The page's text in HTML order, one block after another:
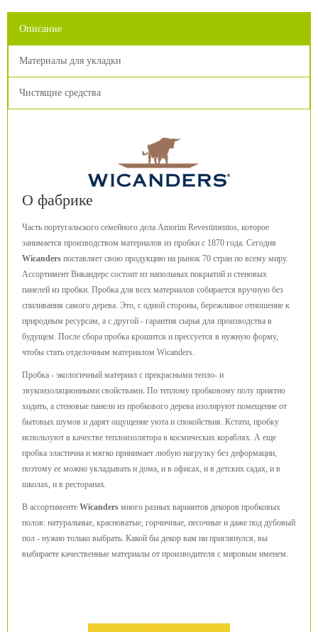
Описание
Материалы для укладки
Чистящие средства
О фабрике
Часть португальского семейного дела Amorim Revestimentos, которое
занимается производством материалов из пробки с 1870 года. Сегодня
Wicanders поставляет свою продукцию на рынок 70 стран по всему миру.
Ассортимент Викандерс состоит из напольных покрытий и стеновых
панелей из пробки. Пробка для всех материалов собирается вручную без
спиливания самого дерева. Это, с одной стороны, бережливое отношение к
природным ресурсам, а с другой - гарантия сырья для производства в
будущем. После сбора пробка крошится и прессуется в нужную форму,
чтобы стать отделочным материалом Wicanders.
Пробка - экологичный материал с прекрасными тепло- и
звукоизоляционными свойствами. По теплому пробковому полу приятно
ходить, а стеновые панели из пробкового дерева изолируют помещение от
бытовых шумов и дарят ощущение уюта и спокойствия. Кстати, пробку
используют в качестве теплоизолятора в космических кораблях. А еще
пробка эластична и мягко принимает любую нагрузку без деформации,
поэтому ее можно укладывать и дома, и в офисах, и в детских садах, и в
школах, и в ресторанах.
В ассортименте Wicanders много разных вариантов декоров пробковых
полов: натуральные, красноватые, горчичные, песочные и даже под дубовый
пол - нужно только выбрать. Какой бы декор вам ни приглянулся, вы
выбираете качественные материалы от производителя с мировым именем.